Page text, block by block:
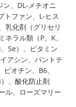
ン、DL-メチオニ
トファン、L-ヒス
乳化剤（グリセリ
ラル類（P、K、
Se）、ビタミン
アシン、パントテ
オチン、B6、
、酸化防止剤
ル、ローズマリー